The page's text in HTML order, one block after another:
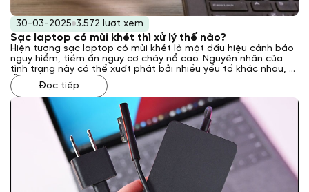
30-03-2025 3.572 lượt xem
Sạc laptop có mùi khét thì xử lý thế nào?
Hiện tượng sạc laptop có mùi khét là một dấu hiệu cảnh báo
nguy hiểm, tiềm ẩn nguy cơ cháy nổ cao. Nguyên nhân của
tình trạng này có thể xuất phát bởi nhiều yếu tố khác nhau, từ
lỗi kỹ thuật bên trong sạc đến các vấn đề về nguồn điện hoặc
môi trường sử dụng. Vậy phải xử lý như thế nào khi gặp phải
tình trạng này? Laptop Khánh Trần sẽ giải đáp cho bạn qua
bài viết sau đây.
Đọc tiếp